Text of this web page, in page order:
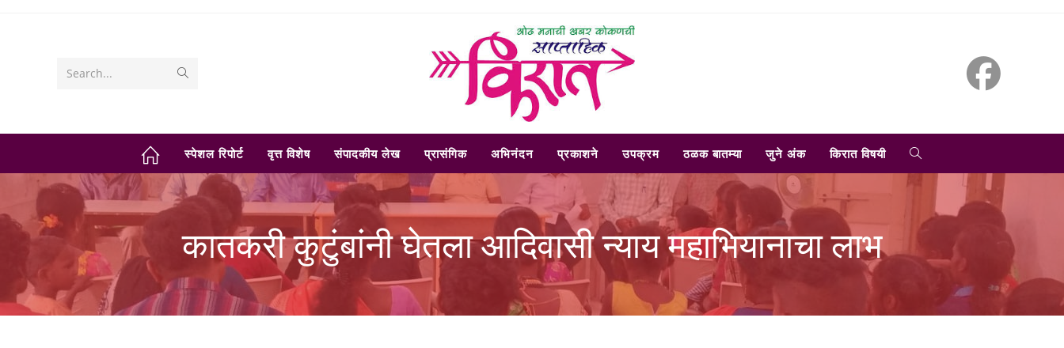
Search...
स्पेशल रिपोर्ट वृत्त विशेष संपादकीय लेख प्रासंगिक अभिनंदन प्रकाशने उपक्रम ठळक बातम्या जुने अंक किरात विषयी TOGGLE
WEBSITE
SEARCH
कातकरी कुटुंबांनी घेतला आदिवासी न्याय महाभियानाचा लाभ